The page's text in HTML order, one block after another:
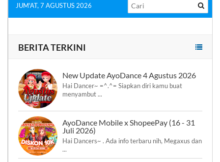
JUM'AT, 7 AGUSTUS 2026
BERITA TERKINI
New Update AyoDance 4 Agustus 2026
Hai Dancer~ =^.^= Siapkan diri kamu buat
menyambut ...
AyoDance Mobile x ShopeePay (16 - 31
Juli 2026)
Hai Dancers~ . Ada info terbaru nih, Megaxus dan
...